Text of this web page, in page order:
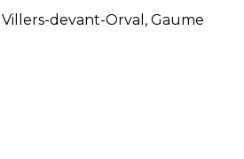
devant-Orval, Gaume